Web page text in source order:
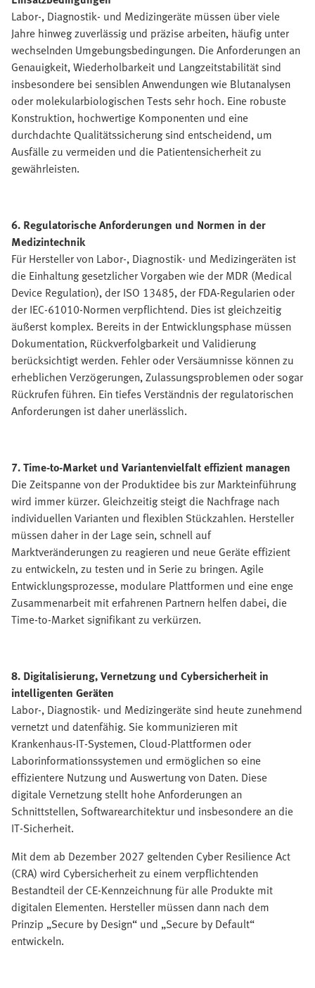
Labor-, Diagnostik- und Medizingeräte müssen über viele
Jahre hinweg zuverlässig und präzise arbeiten, häufig unter
wechselnden Umgebungsbedingungen. Die Anforderungen an
Genauigkeit, Wiederholbarkeit und Langzeitstabilität sind
insbesondere bei sensiblen Anwendungen wie Blutanalysen
oder molekularbiologischen Tests sehr hoch. Eine robuste
Konstruktion, hochwertige Komponenten und eine
durchdachte Qualitätssicherung sind entscheidend, um
Ausfälle zu vermeiden und die Patientensicherheit zu
gewährleisten.
6. Regulatorische Anforderungen und Normen in der
Medizintechnik
Für Hersteller von Labor-, Diagnostik- und Medizingeräten ist
die Einhaltung gesetzlicher Vorgaben wie der MDR (Medical
Device Regulation), der ISO 13485, der FDA-Regularien oder
der IEC-61010-Normen verpflichtend. Dies ist gleichzeitig
äußerst komplex. Bereits in der Entwicklungsphase müssen
Dokumentation, Rückverfolgbarkeit und Validierung
berücksichtigt werden. Fehler oder Versäumnisse können zu
erheblichen Verzögerungen, Zulassungsproblemen oder sogar
Rückrufen führen. Ein tiefes Verständnis der regulatorischen
Anforderungen ist daher unerlässlich.
7. Time-to-Market und Variantenvielfalt effizient managen
Die Zeitspanne von der Produktidee bis zur Markteinführung
wird immer kürzer. Gleichzeitig steigt die Nachfrage nach
individuellen Varianten und flexiblen Stückzahlen. Hersteller
müssen daher in der Lage sein, schnell auf
Marktveränderungen zu reagieren und neue Geräte effizient
zu entwickeln, zu testen und in Serie zu bringen. Agile
Entwicklungsprozesse, modulare Plattformen und eine enge
Zusammenarbeit mit erfahrenen Partnern helfen dabei, die
Time-to-Market signifikant zu verkürzen.
8. Digitalisierung, Vernetzung und Cybersicherheit in
intelligenten Geräten
Labor-, Diagnostik- und Medizingeräte sind heute zunehmend
vernetzt und datenfähig. Sie kommunizieren mit
Krankenhaus-IT-Systemen, Cloud-Plattformen oder
Laborinformationssystemen und ermöglichen so eine
effizientere Nutzung und Auswertung von Daten. Diese
digitale Vernetzung stellt hohe Anforderungen an
Schnittstellen, Softwarearchitektur und insbesondere an die
IT-Sicherheit.
Mit dem ab Dezember 2027 geltenden Cyber Resilience Act
(CRA) wird Cybersicherheit zu einem verpflichtenden
Bestandteil der CE-Kennzeichnung für alle Produkte mit
digitalen Elementen. Hersteller müssen dann nach dem
Prinzip „Secure by Design“ und „Secure by Default“
entwickeln.